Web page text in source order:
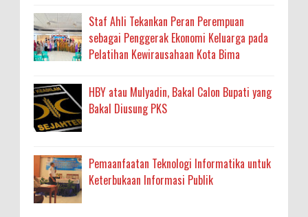
Staf Ahli Tekankan Peran Perempuan
sebagai Penggerak Ekonomi Keluarga pada
Pelatihan Kewirausahaan Kota Bima
HBY atau Mulyadin, Bakal Calon Bupati yang
Bakal Diusung PKS
Pemaanfaatan Teknologi Informatika untuk
Keterbukaan Informasi Publik